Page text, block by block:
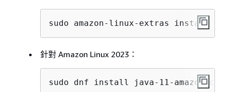
sudo amazon-linux-extras install
針對 Amazon Linux 2023：
sudo dnf install java-11-amazon-